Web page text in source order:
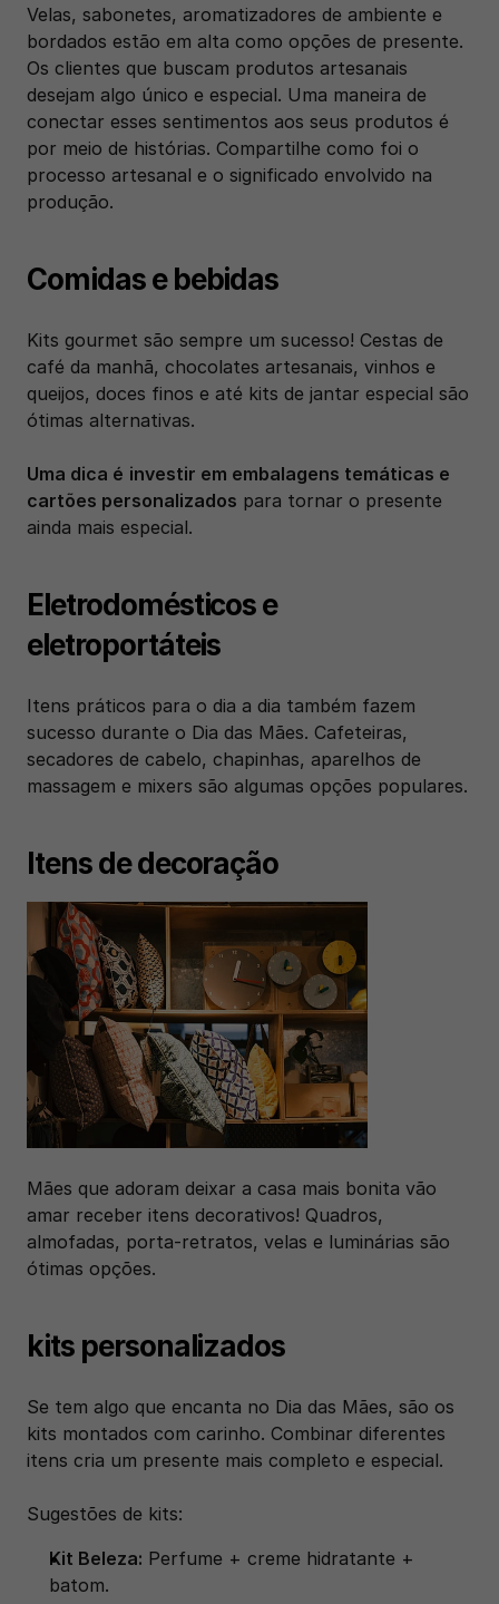
Velas, sabonetes, aromatizadores de ambiente e
bordados estão em alta como opções de presente.
Os clientes que buscam produtos artesanais
desejam algo único e especial. Uma maneira de
conectar esses sentimentos aos seus produtos é
por meio de histórias. Compartilhe como foi o
processo artesanal e o significado envolvido na
produção.
Comidas e bebidas
Kits gourmet são sempre um sucesso! Cestas de
café da manhã, chocolates artesanais, vinhos e
queijos, doces finos e até kits de jantar especial são
ótimas alternativas.
Uma dica é investir em embalagens temáticas e
cartões personalizados para tornar o presente
ainda mais especial.
Eletrodomésticos e
eletroportáteis
Itens práticos para o dia a dia também fazem
sucesso durante o Dia das Mães. Cafeteiras,
secadores de cabelo, chapinhas, aparelhos de
massagem e mixers são algumas opções populares.
Itens de decoração
Mães que adoram deixar a casa mais bonita vão
amar receber itens decorativos! Quadros,
almofadas, porta-retratos, velas e luminárias são
ótimas opções.
kits personalizados
Se tem algo que encanta no Dia das Mães, são os
kits montados com carinho. Combinar diferentes
itens cria um presente mais completo e especial.
Sugestões de kits:
Kit Beleza: Perfume + creme hidratante +
batom.